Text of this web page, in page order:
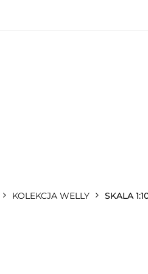
KOLEKCJA WELLY SKALA